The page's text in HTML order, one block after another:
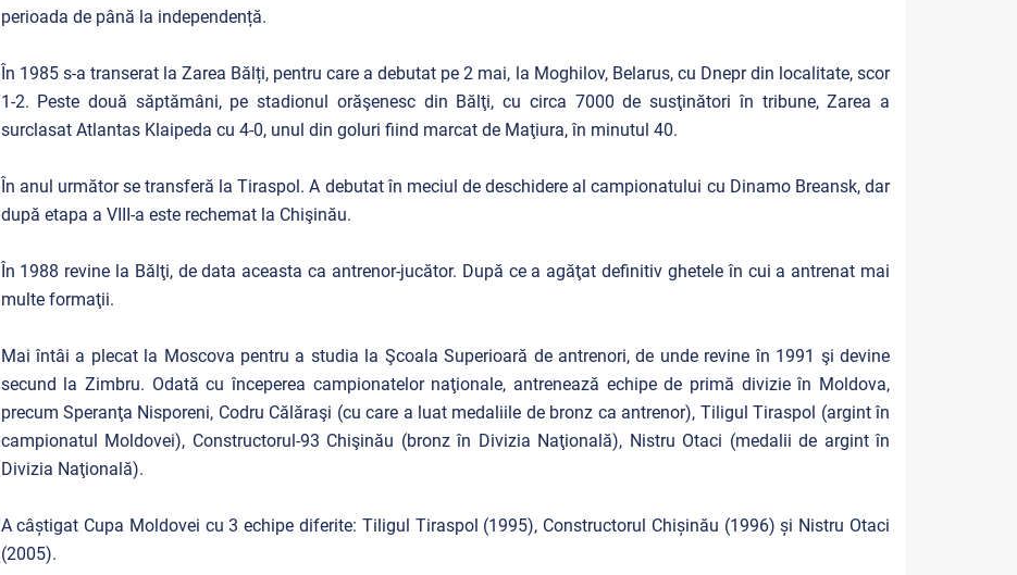
perioada de până la independență.
În 1985 s-a transerat la Zarea Bălți, pentru care a debutat pe 2 mai, la Moghilov, Belarus, cu Dnepr din localitate, scor
1-2. Peste două săptămâni, pe stadionul orăşenesc din Bălţi, cu circa 7000 de susţinători în tribune, Zarea a
surclasat Atlantas Klaipeda cu 4-0, unul din goluri fiind marcat de Maţiura, în minutul 40.
În anul următor se transferă la Tiraspol. A debutat în meciul de deschidere al campionatului cu Dinamo Breansk, dar
după etapa a VIII-a este rechemat la Chişinău.
În 1988 revine la Bălţi, de data aceasta ca antrenor-jucător. După ce a agăţat definitiv ghetele în cui a antrenat mai
multe formaţii.
Mai întâi a plecat la Moscova pentru a studia la Şcoala Superioară de antrenori, de unde revine în 1991 şi devine
secund la Zimbru. Odată cu începerea campionatelor naţionale, antrenează echipe de primă divizie în Moldova,
precum Speranţa Nisporeni, Codru Călăraşi (cu care a luat medaliile de bronz ca antrenor), Tiligul Tiraspol (argint în
campionatul Moldovei), Constructorul-93 Chişinău (bronz în Divizia Naţională), Nistru Otaci (medalii de argint în
Divizia Naţională).
A câștigat Cupa Moldovei cu 3 echipe diferite: Tiligul Tiraspol (1995), Constructorul Chișinău (1996) și Nistru Otaci
(2005).